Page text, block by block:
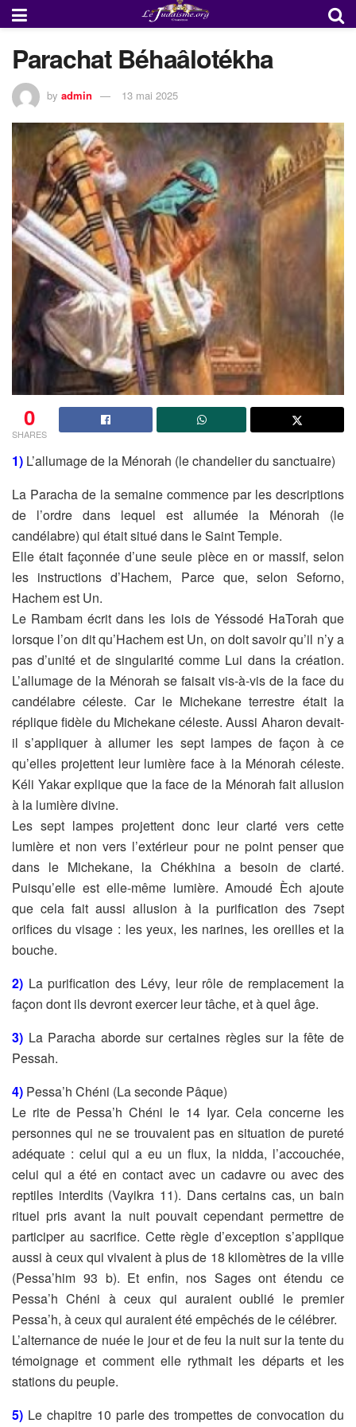
Parachat Béhaâlotékha
by admin 13 mai 2025
0
SHARES
1) L’allumage de la Ménorah (le chandelier du sanctuaire)
La Paracha de la semaine commence par les descriptions
de l’ordre dans lequel est allumée la Ménorah (le
candélabre) qui était situé dans le Saint Temple.
Elle était façonnée d’une seule pièce en or massif, selon
les instructionsd’Hachem, Parce que, selon Seforno,
Hachem est Un.
Le Rambam écrit dans les lois de Yéssodé HaTorah que
lorsque l’on ditqu’Hachem est Un, on doit savoir qu’il n’y a
pas d’unité et de singularité comme Lui dans la création.
L’allumage de la Ménorah se faisait vis-à-vis de la face du
candélabre céleste. Car le Michekane terrestre était la
réplique fidèle du Michekane céleste. Aussi Aharon devait-
il s’appliquer à allumer les sept lampes de façon à ce
qu’elles projettent leur lumière face à la Ménorah céleste.
Kéli Yakar explique que la face de la Ménorah fait allusion
à la lumière divine.
Les sept lampes projettent donc leur clarté vers cette
lumière et non vers l’extérieur pour ne point penser que
dans le Michekane, la Chékhina a besoin de clarté.
Puisqu’elle est elle-même lumière.Amoudé Èch ajoute
que cela fait aussi allusion à la purification des 7sept
orifices du visage : les yeux, les narines, les oreilles et la
bouche.
2) La purification des Lévy, leur rôle de remplacement la
façon dont ils devrontexercer leur tâche, et à quel âge.
3) La Paracha aborde sur certaines règles sur la fête de
Pessah.
4) Pessa’h Chéni (La seconde Pâque)
Le rite de Pessa’h Chéni le 14 Iyar. Cela concerne les
personnes qui ne se trouvaient pas en situation de pureté
adéquate : celui qui a eu un flux, la nidda, l’accouchée,
celui qui a été en contact avec un cadavre ou avec des
reptiles interdits (Vayikra 11). Dans certains cas, un bain
rituel pris avant la nuit pouvaitcependant permettre de
participer au sacrifice. Cette règle d’exception s’applique
aussi à ceux qui vivaient à plus de 18 kilomètres de la ville
(Pessa’him 93 b). Etenfin, nos Sages ont étendu ce
Pessa’h Chéni à ceux qui auraient oublié le premier
Pessa’h, à ceux qui auraient été empêchés de le célébrer.
L’alternance de nuée le jour et de feu la nuit sur la tente du
témoignage et comment elle rythmait les départs et les
stations du peuple.
5) Le chapitre 10 parle des trompettes de convocation du